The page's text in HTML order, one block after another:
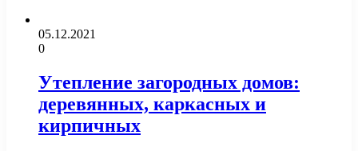
05.12.2021
0
Утепление загородных домов:
деревянных, каркасных и
кирпичных